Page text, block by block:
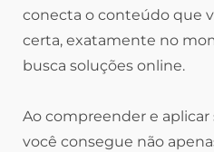
conecta o conteúdo que
certa, exatamente no
busca soluções online.
Ao compreender e
você consegue não